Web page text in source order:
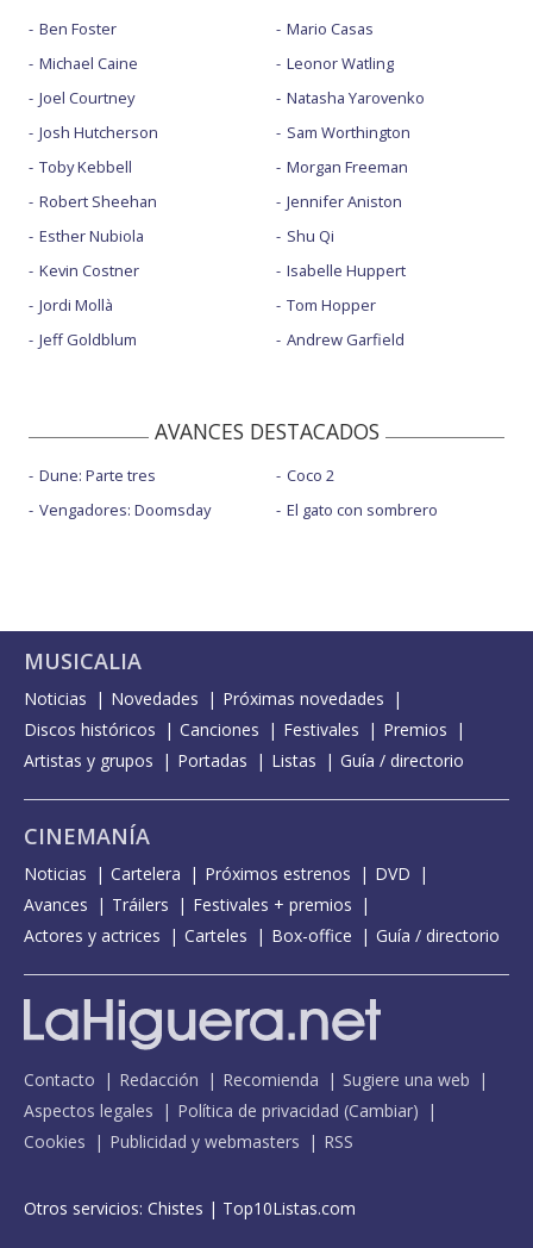
Ben Foster
Michael Caine
Joel Courtney
Josh Hutcherson
Toby Kebbell
Robert Sheehan
Esther Nubiola
Kevin Costner
Jordi Mollà
Jeff Goldblum
Mario Casas
Leonor Watling
Natasha Yarovenko
Sam Worthington
Morgan Freeman
Jennifer Aniston
Shu Qi
Isabelle Huppert
Tom Hopper
Andrew Garfield
AVANCES DESTACADOS
Dune: Parte tres
Vengadores: Doomsday
Coco 2
El gato con sombrero
MUSICALIA
Noticias Novedades
Próximas novedades
Discos históricos
Canciones Festivales
Premios
Artistas y grupos
Portadas Listas Guía / directorio
CINEMANÍA
Noticias Cartelera Próximos estrenos
DVD
Avances
Tráilers
Festivales + premios
Actores y actrices
Carteles Box-office Guía / directorio
Contacto Redacción Recomienda
Sugiere una web
Aspectos legales
Política de privacidad (Cambiar)
Cookies
Publicidad y webmasters RSS
Otros servicios: Chistes | Top10Listas.com